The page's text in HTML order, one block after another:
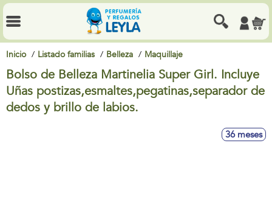
Inicio Listado familias Belleza Maquillaje
Bolso de Belleza Martinelia Super Girl. Incluye
Uñas postizas,esmaltes,pegatinas,separador de
dedos y brillo de labios.
36 meses